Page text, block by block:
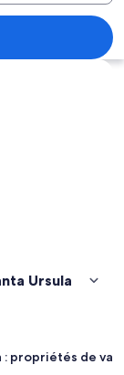
soleil sur un paysage
Ursula
: propriétés de